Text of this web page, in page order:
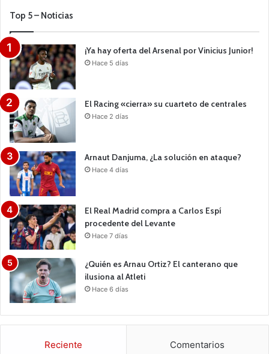
Top 5 – Noticias
¡Ya hay oferta del Arsenal por Vinicius Junior!
Hace 5 días
El Racing «cierra» su cuarteto de centrales
Hace 2 días
Arnaut Danjuma, ¿La solución en ataque?
Hace 4 días
El Real Madrid compra a Carlos Espí
procedente del Levante
Hace 7 días
¿Quién es Arnau Ortiz? El canterano que
ilusiona al Atleti
Hace 6 días
Reciente Comentarios